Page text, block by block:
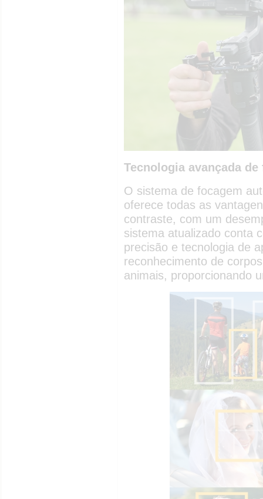
Tecnologia avançada de
O sistema de focagem
oferece todas as
contraste, com um
sistema atualizado conta
precisão e tecnologia de
reconhecimento de
animais, proporcionando